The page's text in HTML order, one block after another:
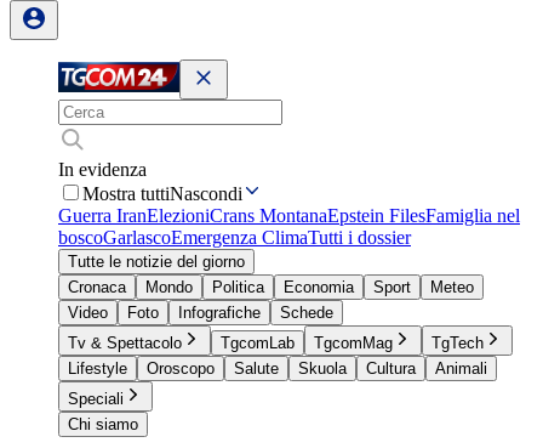
In evidenza
Mostra tuttiNascondi
Guerra IranElezioniCrans MontanaEpstein FilesFamiglia nel
boscoGarlascoEmergenza ClimaTutti i dossier
Tutte le notizie del giorno
Cronaca
Mondo Politica Economia Sport
Meteo
Video
Foto Infografiche
Schede
Tv & Spettacolo
TgcomLab TgcomMag
TgTech
Lifestyle
Oroscopo Salute Skuola Cultura
Animali
Speciali
Chi siamo